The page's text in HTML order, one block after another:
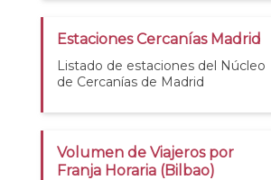
Estaciones Cercanías Madrid
Listado de estaciones del Núcleo
de Cercanías de Madrid
Volumen de Viajeros por
Franja Horaria (Bilbao)